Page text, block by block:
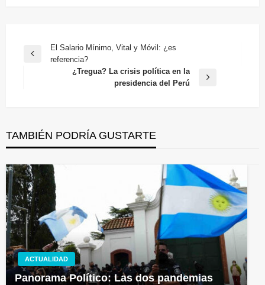
Navegación
Entrada
El Salario Mínimo, Vital y Móvil: ¿es
referencia?
¿Tregua? La crisis política en la
presidencia del Perú
TAMBIÉN PODRÍA GUSTARTE
ACTUALIDAD
Panorama Político: Las dos pandemias